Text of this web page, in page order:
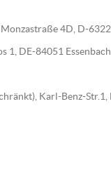
4D, D-
1, DE-84051 Essenbach
Karl-Benz-